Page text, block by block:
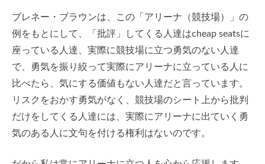
ブレネー・ブラウンは、この「アリーナ（競技場）」の
例をもとにして、「批評」してくる人達はcheap seatsに
座っている人達、実際に競技場に立つ勇気のない人達
で、勇気を振り絞って実際にアリーナに立っている人に
比べたら、気にする価値もない人達だと言っています。
リスクをおかす勇気がなく、競技場のシート上から批判
だけをしてくる人達には、実際にアリーナに出ていく勇
気のある人に文句を付ける権利はないのです。